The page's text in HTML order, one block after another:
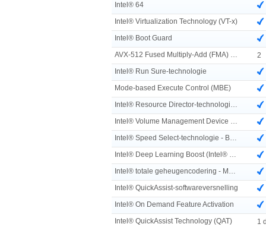
Intel® 64
Intel® Virtualization Technology (VT-x)
Intel® Boot Guard
2
Intel® Run Sure-technologie
Mode-based Execute Control (MBE)
Intel® QuickAssist-softwareversnelling
Intel® On Demand Feature Activation
Intel® QuickAssist Technology (QAT)
1